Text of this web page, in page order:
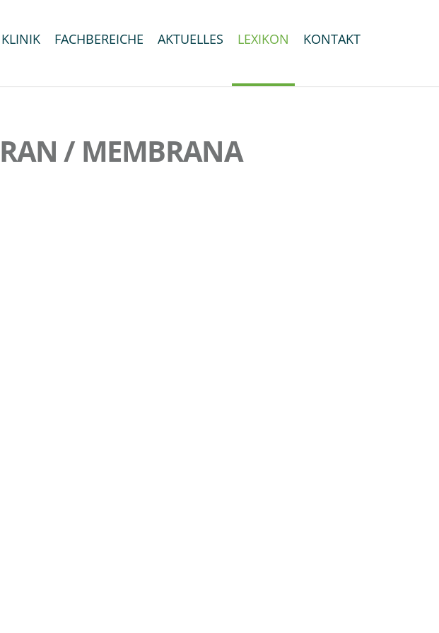
KLINIK FACHBEREICHE AKTUELLES LEXIKON KONTAKT
/ MEMBRANA